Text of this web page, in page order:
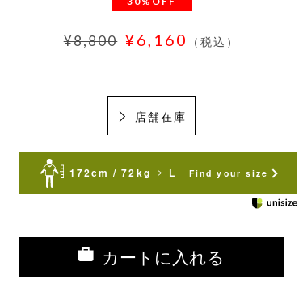
¥8,800 ¥6,160 （税込）
店舗在庫
172cm / 72kg L Find your size
カートに入れる